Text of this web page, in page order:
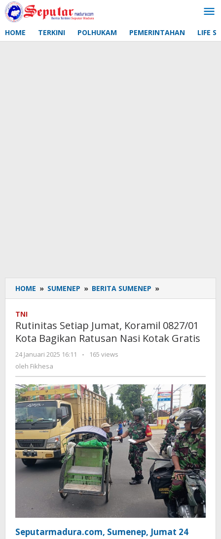
Lewati
ke
HOME TERKINI POLHUKAM PEMERINTAHAN LIFE
HOME » SUMENEP » BERITA SUMENEP »
Setiap
0827/01
Kota
Gratis
TNI
Rutinitas Setiap Jumat, Koramil 0827/01
Kota Bagikan Ratusan Nasi Kotak Gratis
24 Januari 2025 16:11
oleh
-
165 views
oleh Fikhesa
Seputarmadura.com, Sumenep, Jumat 24